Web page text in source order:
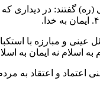
عینی و مبارزه با
اسلام نه ایمان به
اعتماد و اعتقاد